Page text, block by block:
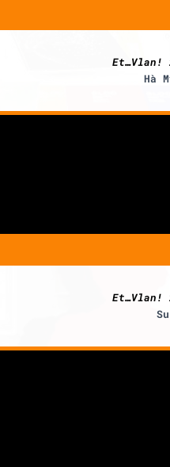
Et…Vlan!
Hà
Et…Vlan!